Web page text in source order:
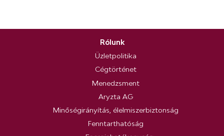
Rólunk
Üzletpolitika
Cégtörténet
Menedzsment
Aryzta AG
Minőségirányítás, élelmiszerbiztonság
Fenntarthatóság